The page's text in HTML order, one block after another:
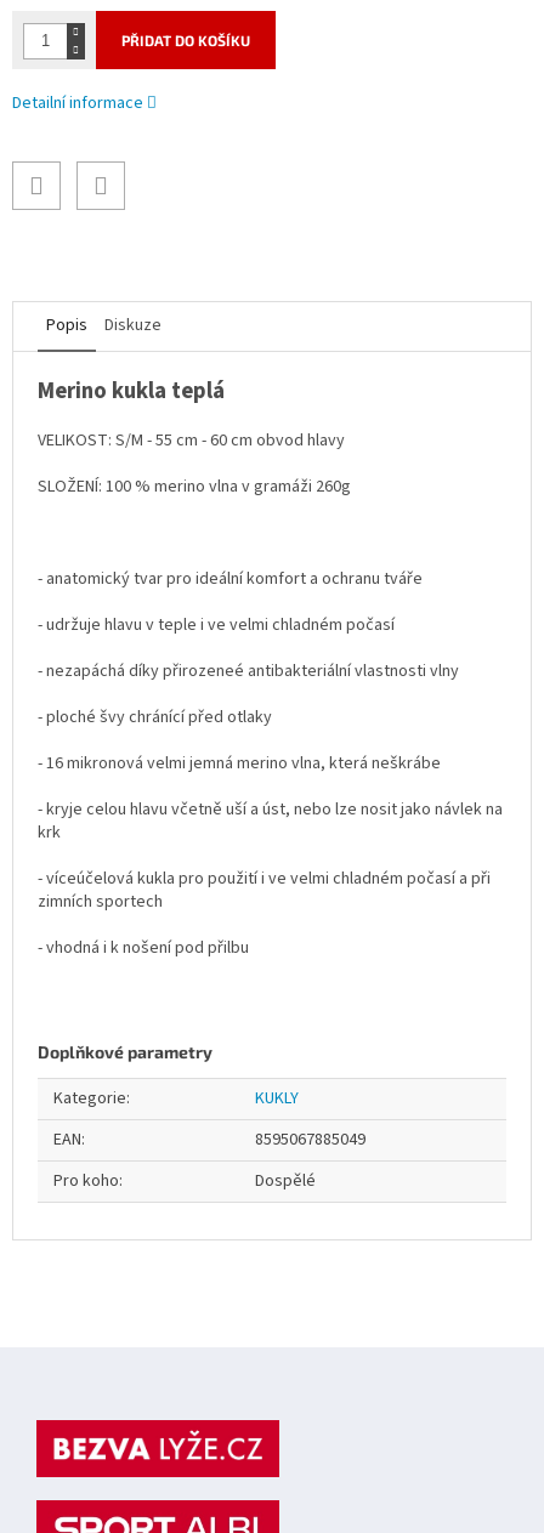
PŘIDAT DO KOŠÍKU
Detailní informace
Popis Diskuze
Merino kukla teplá
VELIKOST: S/M - 55 cm - 60 cm obvod hlavy
SLOŽENÍ: 100 % merino vlna v gramáži 260g
- anatomický tvar pro ideální komfort a ochranu tváře
- udržuje hlavu v teple i ve velmi chladném počasí
- nezapáchá díky přirozeneé antibakteriální vlastnosti vlny
- ploché švy chránící před otlaky
- 16 mikronová velmi jemná merino vlna, která neškrábe
- kryje celou hlavu včetně uší a úst, nebo lze nosit jako návlek na
krk
- víceúčelová kukla pro použití i ve velmi chladném počasí a při
zimních sportech
- vhodná i k nošení pod přilbu
Doplňkové parametry
Kategorie:
KUKLY
EAN:
8595067885049
Pro koho: Dospělé